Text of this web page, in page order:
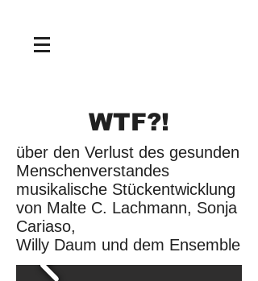
WTF?!
über den Verlust des gesunden
Menschenverstandes
musikalische Stückentwicklung
von Malte C. Lachmann, Sonja
Cariaso,
Willy Daum und dem Ensemble